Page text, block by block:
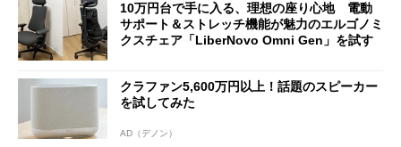
10万円台で手に入る、理想の座り心地 電動
サポート＆ストレッチ機能が魅力のエルゴノミ
クスチェア「LiberNovo Omni Gen」を試す
クラファン5,600万円以上！話題のスピーカー
を試してみた
AD（デノン）